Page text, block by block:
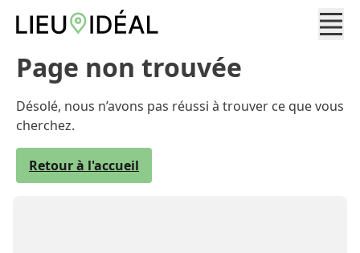
Page non trouvée
Désolé, nous n’avons pas réussi à trouver ce que vous
cherchez.
Retour à l'accueil